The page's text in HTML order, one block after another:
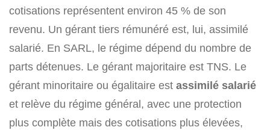
cotisations représentent environ 45 % de son
revenu. Un gérant tiers rémunéré est, lui, assimilé
salarié. En SARL, le régime dépend du nombre de
parts détenues. Le gérant majoritaire est TNS. Le
gérant minoritaire ou égalitaire est assimilé salarié
et relève du régime général, avec une protection
plus complète mais des cotisations plus élevées,